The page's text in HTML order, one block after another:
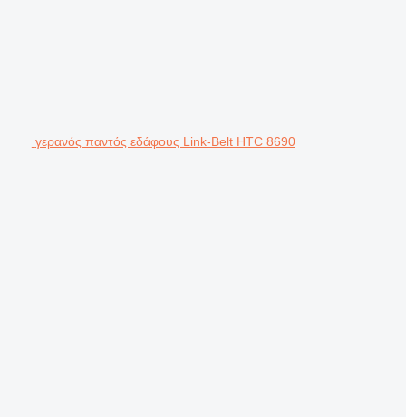
γερανός παντός εδάφους Link-Belt HTC 8690